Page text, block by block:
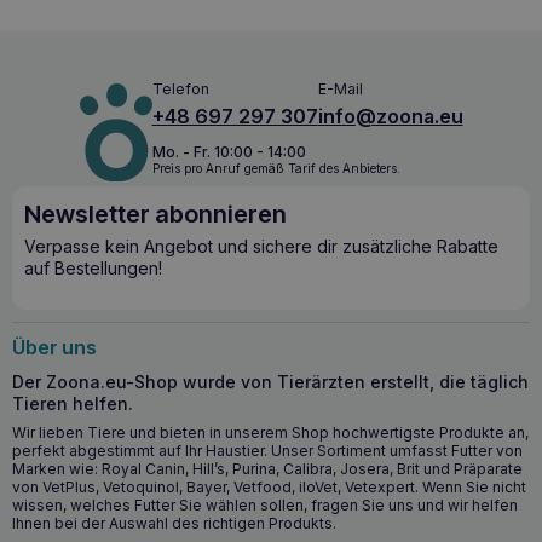
ausgewachsene Hunde ist ein Alleinfuttermittel für
ausgewachsene Hunde (ab 1 Jahr). Alle tierischen Zutaten,
die zur Herstellung des Futters verwendet werden,
stammen von Rind und Kaninchen. Die Rezeptur ist
getreidefrei und enthält keine Konservierungsstoffe.
Kaninchen (Fleisch, Innereien) 14%, Zucchini 7,8%,
Mineralstoffe, rohes Rapsöl. ZUSAMMENSETZUNG
BERECHNET: Rohprotein 9,8%, Rohfett 6,9%, Rohfaser
0,2%, Rohasche 1,7%, Feuchtigkeit 82,1%, Calcium 0,19%,
D3 (3a671) 200 IU, Vitamin E (3a700) 25 mg;
mg, Jod (3b202) 0,5 mg. VERWENDUNGSHINWEISE: Die
empfohlenen Tagesportionen sind in der Tabelle auf der
Verpackung angegeben. Die Tagesportion sollte auf 2
oder mehr Mahlzeiten aufgeteilt werden. Bei erhöhtem
Nährstoffbedarf, z. B. bei erhöhter körperlicher Aktivität,
sollte die tägliche Portionsgröße individuell angepasst
werden. Der Hund sollte ständig Zugang zu sauberem,
Telefon
+48 697 297 307
E-Mail
info@zoona.eu
Mo. - Fr. 10:00 - 14:00
Preis pro Anruf gemäß Tarif des Anbieters.
Newsletter abonnieren
Verpasse kein Angebot und sichere dir zusätzliche Rabatte
auf Bestellungen!
Über uns
Der Zoona.eu-Shop wurde von Tierärzten erstellt, die täglich
Tieren helfen.
Wir lieben Tiere und bieten in unserem Shop hochwertigste Produkte an,
perfekt abgestimmt auf Ihr Haustier. Unser Sortiment umfasst Futter von
Marken wie: Royal Canin, Hill’s, Purina, Calibra, Josera, Brit und Präparate
von VetPlus, Vetoquinol, Bayer, Vetfood, iloVet, Vetexpert. Wenn Sie nicht
wissen, welches Futter Sie wählen sollen, fragen Sie uns und wir helfen
Ihnen bei der Auswahl des richtigen Produkts.